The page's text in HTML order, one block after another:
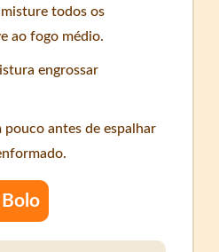
todos os
ao fogo médio.
engrossar
pouco antes de espalhar
Bolo